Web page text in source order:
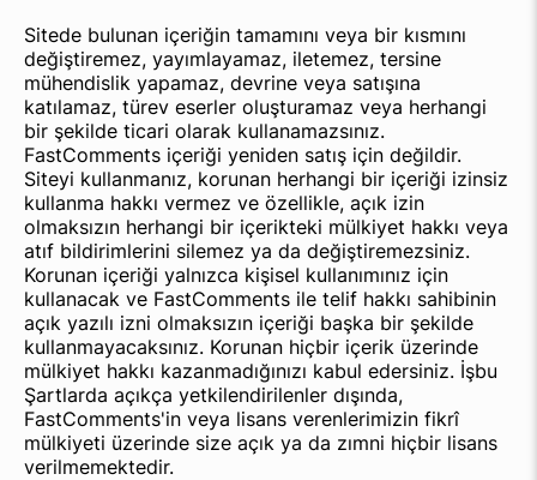
Sitede bulunan içeriğin tamamını veya bir kısmını
değiştiremez, yayımlayamaz, iletemez, tersine
mühendislik yapamaz, devrine veya satışına
katılamaz, türev eserler oluşturamaz veya herhangi
bir şekilde ticari olarak kullanamazsınız.
FastComments içeriği yeniden satış için değildir.
Siteyi kullanmanız, korunan herhangi bir içeriği izinsiz
kullanma hakkı vermez ve özellikle, açık izin
olmaksızın herhangi bir içerikteki mülkiyet hakkı veya
atıf bildirimlerini silemez ya da değiştiremezsiniz.
Korunan içeriği yalnızca kişisel kullanımınız için
kullanacak ve FastComments ile telif hakkı sahibinin
açık yazılı izni olmaksızın içeriği başka bir şekilde
kullanmayacaksınız. Korunan hiçbir içerik üzerinde
mülkiyet hakkı kazanmadığınızı kabul edersiniz. İşbu
Şartlarda açıkça yetkilendirilenler dışında,
FastComments'in veya lisans verenlerimizin fikrî
mülkiyeti üzerinde size açık ya da zımni hiçbir lisans
verilmemektedir.